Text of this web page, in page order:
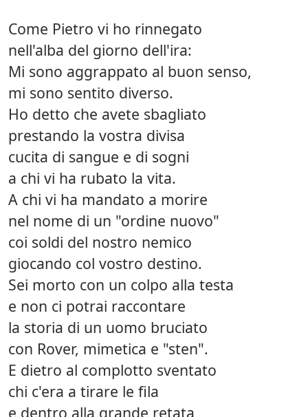
Come Pietro vi ho rinnegato
nell'alba del giorno dell'ira:
Mi sono aggrappato al buon senso,
mi sono sentito diverso.
Ho detto che avete sbagliato
prestando la vostra divisa
cucita di sangue e di sogni
a chi vi ha rubato la vita.
A chi vi ha mandato a morire
nel nome di un "ordine nuovo"
coi soldi del nostro nemico
giocando col vostro destino.
Sei morto con un colpo alla testa
e non ci potrai raccontare
la storia di un uomo bruciato
con Rover, mimetica e "sten".
E dietro al complotto sventato
chi c'era a tirare le fila
e dentro alla grande retata